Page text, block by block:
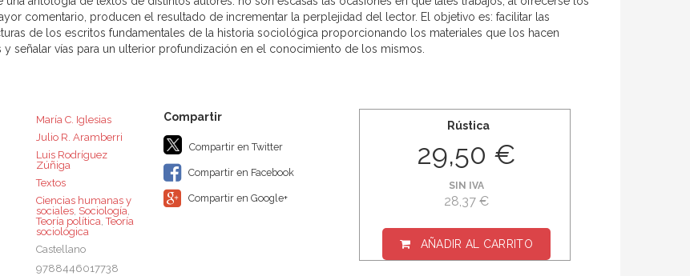
comentario, producen el resultado de incrementar la perplejidad del lector. El objetivo es: facilitar las
de los escritos fundamentales de la historia sociológica proporcionando los materiales que los hacen
y señalar vías para un ulterior profundización en el conocimiento de los mismos.
María C. Iglesias
Julio R. Aramberri
Luis Rodríguez
Zúñiga
Textos
Ciencias humanas y
sociales, Sociología,
Teoría política,Teoría
sociológica
Castellano
9788446017738
Compartir en Twitter
Compartir en Facebook
Compartir en Google+
Rústica
29,50 €
SIN IVA
28,37 €
AÑADIR AL CARRITO